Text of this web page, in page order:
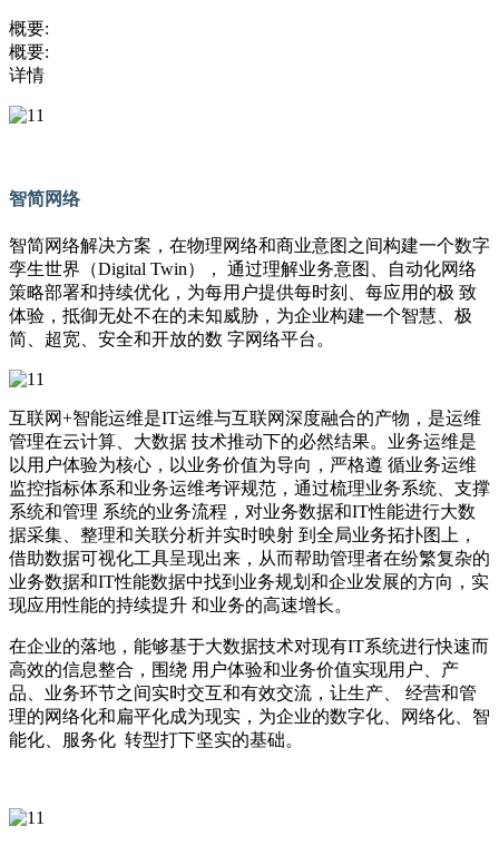
概要:
概要:
详情
智简网络
智简网络解决方案，在物理网络和商业意图之间构建一个数字
孪生世界（Digital Twin）， 通过理解业务意图、自动化网络
策略部署和持续优化，为每用户提供每时刻、每应用的极 致
体验，抵御无处不在的未知威胁，为企业构建一个智慧、极
简、超宽、安全和开放的数 字网络平台。
互联网+智能运维是IT运维与互联网深度融合的产物，是运维
管理在云计算、大数据 技术推动下的必然结果。业务运维是
以用户体验为核心，以业务价值为导向，严格遵 循业务运维
监控指标体系和业务运维考评规范，通过梳理业务系统、支撑
系统和管理 系统的业务流程，对业务数据和IT性能进行大数
据采集、整理和关联分析并实时映射 到全局业务拓扑图上，
借助数据可视化工具呈现出来，从而帮助管理者在纷繁复杂的
业务数据和IT性能数据中找到业务规划和企业发展的方向，实
现应用性能的持续提升 和业务的高速增长。
在企业的落地，能够基于大数据技术对现有IT系统进行快速而
高效的信息整合，围绕 用户体验和业务价值实现用户、产
品、业务环节之间实时交互和有效交流，让生产、 经营和管
理的网络化和扁平化成为现实，为企业的数字化、网络化、智
能化、服务化 转型打下坚实的基础。